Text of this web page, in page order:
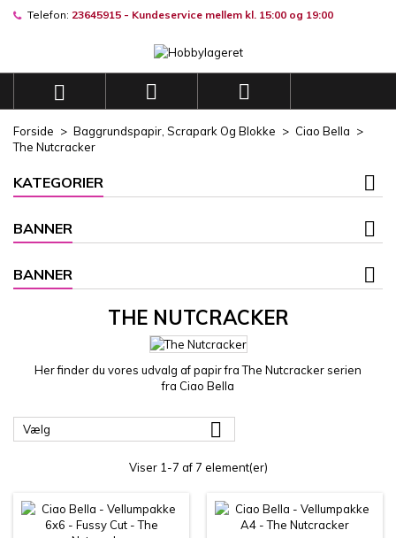
Telefon: 23645915 - Kundeservice mellem kl. 15:00 og 19:00
  
Forside Baggrundspapir, Scrapark Og Blokke
Ciao Bella
The Nutcracker
KATEGORIER
BANNER
BANNER
THE NUTCRACKER
Her finder du vores udvalg af papir fra The Nutcracker serien
fra Ciao Bella
Vælg 
Viser 1-7 af 7 element(er)
((confirmMessage))
((cancelText)) ((modalDeleteText))
((label))
Du skal være logget på for at gemme produkter på din
ønskeliste.